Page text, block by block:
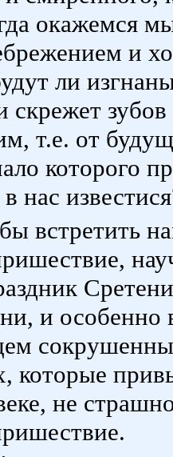
окажемся
и
ли
скрежет зубов
т.е. от
которого
нас
встретить
и особенно
которые
не